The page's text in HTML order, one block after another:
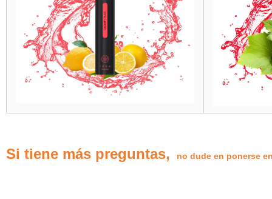
Si tiene más preguntas, no dude en ponerse